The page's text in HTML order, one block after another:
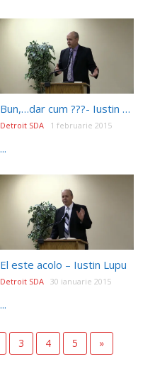
Bun,…dar cum ???- Iustin Lupu
Detroit SDA 1 februarie 2015
...
El este acolo – Iustin Lupu
Detroit SDA 30 ianuarie 2015
...
3 4 5 »